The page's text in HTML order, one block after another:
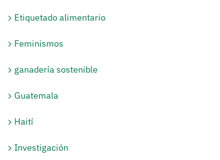
Etiquetado alimentario
Feminismos
ganadería sostenible
Guatemala
Haití
Investigación